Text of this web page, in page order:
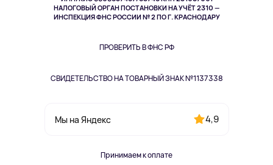
НАЛОГОВЫЙ ОРГАН ПОСТАНОВКИ НА УЧЁТ 2310 —
ИНСПЕКЦИЯ ФНС РОССИИ № 2 ПО Г. КРАСНОДАРУ
ПРОВЕРИТЬ В ФНС РФ
СВИДЕТЕЛЬСТВО НА ТОВАРНЫЙ ЗНАК №1137338
Мы на Яндекс 4,9
Принимаем к оплате
Здоровье питомцев
Одежда и аксессуары